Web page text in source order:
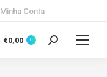
Minha Conta
€0,00 0 Search: